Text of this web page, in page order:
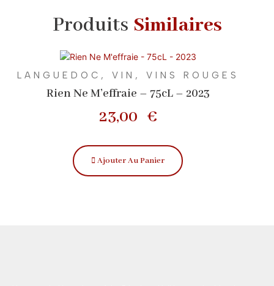
Produits Similaires
LANGUEDOC , VIN , VINS ROUGES
Rien Ne M’effraie – 75cL – 2023
23,00 €
Ajouter Au Panier